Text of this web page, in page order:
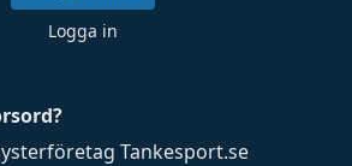
Tankesport.se
Logga in